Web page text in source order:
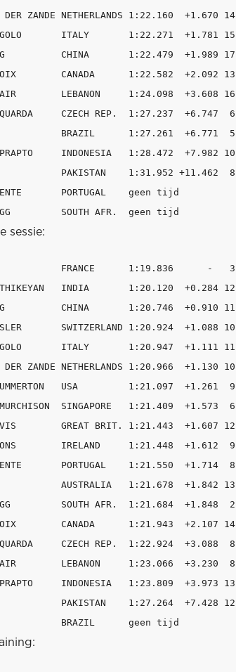
ZANDE NETHERLANDS 1:22.160  +1.670 14
ITALY       1:22.271  +1.781 15
CHINA       1:22.479  +1.989 17
CANADA      1:22.582  +2.092 13
LEBANON     1:24.098  +3.608 16
CZECH REP.  1:27.237  +6.747  6
BRAZIL      1:27.261  +6.771  5
INDONESIA   1:28.472  +7.982 10
PAKISTAN    1:31.952 +11.462  8
PORTUGAL    geen tijd
sessie:
FRANCE      1:19.836      -   3
INDIA       1:20.120  +0.284 12
CHINA       1:20.746  +0.910 11
SWITZERLAND 1:20.924  +1.088 10
ITALY       1:20.947  +1.111 11
ZANDE NETHERLANDS 1:20.966  +1.130 10
USA         1:21.097  +1.261  9
SINGAPORE   1:21.409  +1.573  6
GREAT BRIT. 1:21.443  +1.607 12
IRELAND     1:21.448  +1.612  9
PORTUGAL    1:21.550  +1.714  8
AUSTRALIA   1:21.678  +1.842 13
SOUTH AFR.  1:21.684  +1.848  2
CANADA      1:21.943  +2.107 14
CZECH REP.  1:22.924  +3.088  8
LEBANON     1:23.066  +3.230  8
INDONESIA   1:23.809  +3.973 13
PAKISTAN    1:27.264  +7.428 12